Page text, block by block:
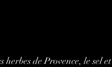
de Provence, le sel et